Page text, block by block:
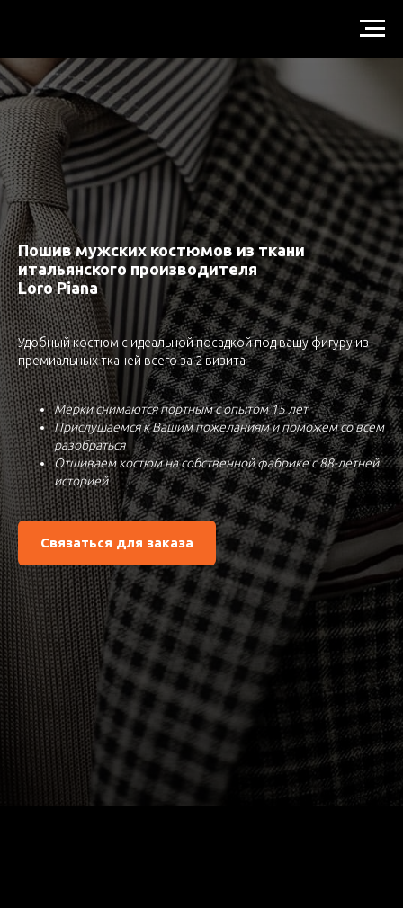
Пошив мужских костюмов из ткани
итальянского производителя
Loro Piana
Удобный костюм с идеальной посадкой под вашу фигуру из
премиальных тканей всего за 2 визита
Мерки снимаются портным с опытом 15 лет
Прислушаемся к Вашим пожеланиям и поможем со всем
разобраться
Отшиваем костюм на собственной фабрике с 88-летней
историей
Связаться для заказа